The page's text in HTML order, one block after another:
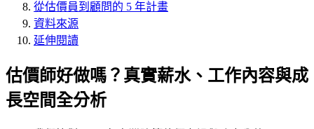
從估價員到顧問的 5 年計畫
資料來源
延伸閱讀
估價師好做嗎？真實薪水、工作內容與成
長空間全分析